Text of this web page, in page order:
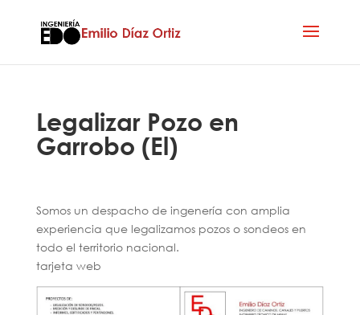
Legalizar Pozo en
Garrobo (El)
Somos un despacho de ingenería con amplia
experiencia que legalizamos pozos o sondeos en
todo el territorio nacional.
tarjeta web